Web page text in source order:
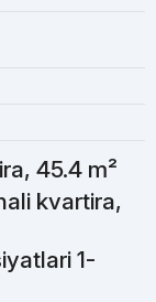
45.4 m²
kvartira,
1-